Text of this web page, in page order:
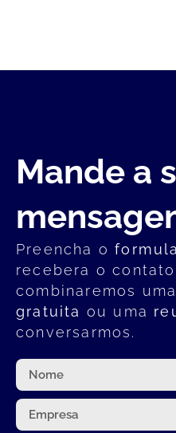
Mande a
Preencha o
recebera o
combinaremos
gratuita ou uma
conversarmos.